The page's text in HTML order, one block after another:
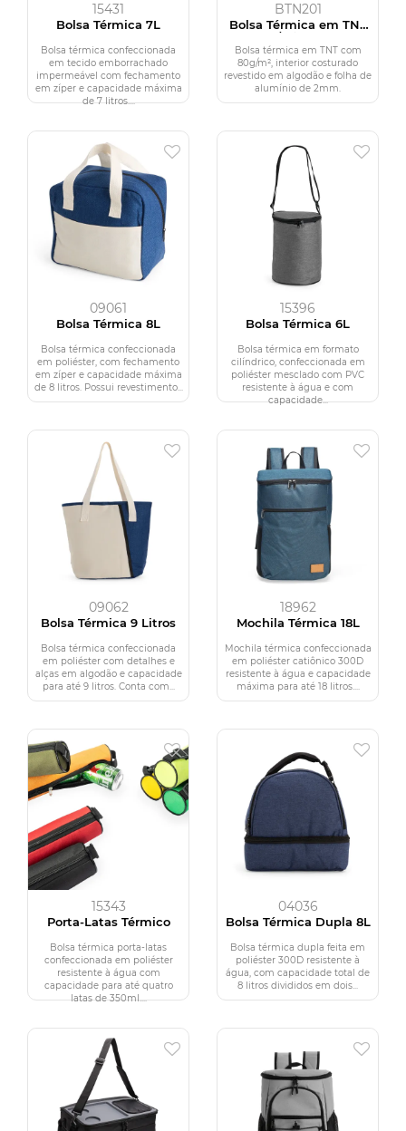
15431
Bolsa Térmica 7L
Bolsa térmica confeccionada
em tecido emborrachado
impermeável com fechamento
em zíper e capacidade máxima
de 7 litros....
BTN201
Bolsa Térmica em TNT
80g/m² (28x17)
Bolsa térmica em TNT com
80g/m², interior costurado
revestido em algodão e folha de
alumínio de 2mm.
09061
Bolsa Térmica 8L
Bolsa térmica confeccionada
em poliéster, com fechamento
em zíper e capacidade máxima
de 8 litros. Possui revestimento...
15396
Bolsa Térmica 6L
Bolsa térmica em formato
cilíndrico, confeccionada em
poliéster mesclado com PVC
resistente à água e com
capacidade...
09062
Bolsa Térmica 9 Litros
Bolsa térmica confeccionada
em poliéster com detalhes e
alças em algodão e capacidade
para até 9 litros. Conta com...
18962
Mochila Térmica 18L
Mochila térmica confeccionada
em poliéster catiônico 300D
resistente à água e capacidade
máxima para até 18 litros....
15343
Porta-Latas Térmico
Bolsa térmica porta-latas
confeccionada em poliéster
resistente à água com
capacidade para até quatro
latas de 350ml....
04036
Bolsa Térmica Dupla 8L
Bolsa térmica dupla feita em
poliéster 300D resistente à
água, com capacidade total de
8 litros divididos em dois...